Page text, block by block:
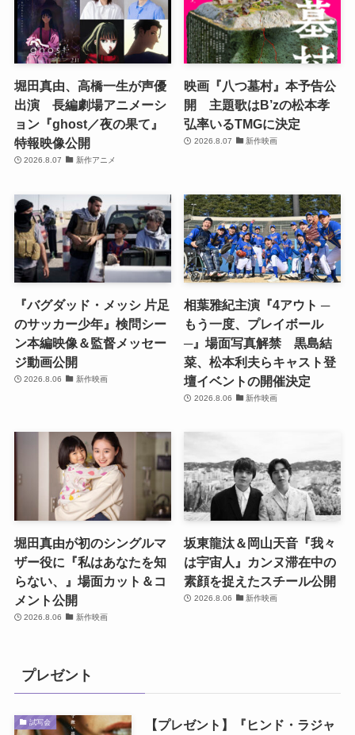
堀田真由、高橋一生が声優
出演 長編劇場アニメーシ
ョン『ghost／夜の果て』
特報映像公開
2026.8.07 新作アニメ
映画『八つ墓村』本予告公
開 主題歌はB’zの松本孝
弘率いるTMGに決定
2026.8.07 新作映画
『バグダッド・メッシ 片足
のサッカー少年』検問シー
ン本編映像＆監督メッセー
ジ動画公開
2026.8.06 新作映画
相葉雅紀主演『4アウト ─
もう一度、プレイボール
─』場面写真解禁 黒島結
菜、松本利夫らキャスト登
壇イベントの開催決定
2026.8.06 新作映画
堀田真由が初のシングルマ
ザー役に『私はあなたを知
らない、』場面カット＆コ
メント公開
2026.8.06 新作映画
坂東龍汰＆岡山天音『我々
は宇宙人』カンヌ滞在中の
素顔を捉えたスチール公開
2026.8.06 新作映画
プレゼント
試写会
【プレゼント】『ヒンド・ラジャ